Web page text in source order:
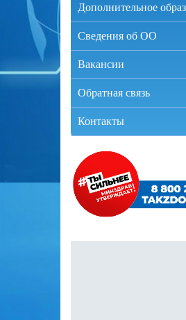
Дополнительное
Сведения об ОО
Вакансии
Обратная связь
Контакты